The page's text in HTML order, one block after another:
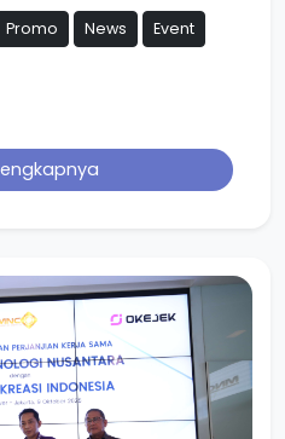
Promo News Event